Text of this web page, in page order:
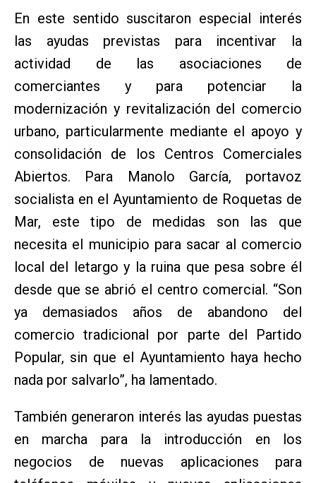
En este sentido suscitaron especial interés
las ayudas previstas para incentivar la
actividad de las asociaciones de
comerciantes y para potenciar la
modernización y revitalización del comercio
urbano, particularmente mediante el apoyo y
consolidación de los Centros Comerciales
Abiertos. Para Manolo García, portavoz
socialista en el Ayuntamiento de Roquetas de
Mar, este tipo de medidas son las que
necesita el municipio para sacar al comercio
local del letargo y la ruina que pesa sobre él
desde que se abrió el centro comercial. “Son
ya demasiados años de abandono del
comercio tradicional por parte del Partido
Popular, sin que el Ayuntamiento haya hecho
nada por salvarlo”, ha lamentado.
También generaron interés las ayudas puestas
en marcha para la introducción en los
negocios de nuevas aplicaciones para